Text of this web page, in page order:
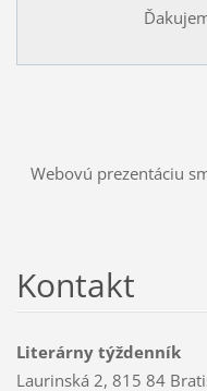
Webovú prezentáciu
Kontakt
Literárny týždenník
Laurinská 2, 815 84